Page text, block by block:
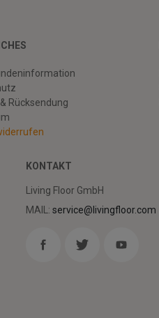
Rücksendung
KONTAKT
Living Floor GmbH
MAIL:service@livingfloor.com